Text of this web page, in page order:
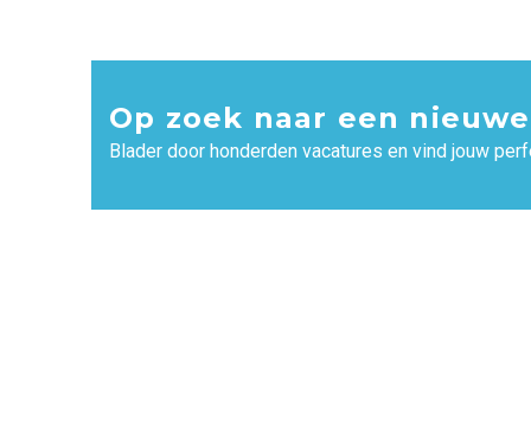
Op zoek naar een
Blader door honderden vacatures en vind jouw